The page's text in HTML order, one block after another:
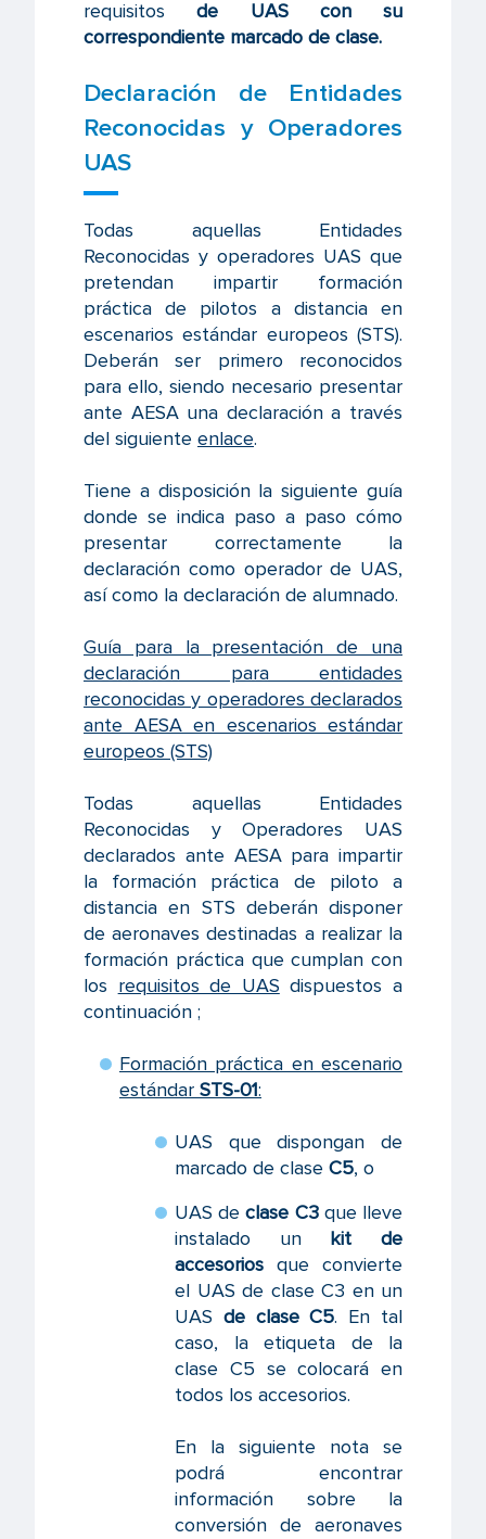
requisitosde UAS con su
correspondiente marcado de clase.
Declaración de Entidades
Reconocidas y Operadores
UAS
Todas aquellas Entidades
Reconocidas y operadores UAS que
pretendan impartir formación
práctica de pilotos a distancia en
escenarios estándar europeos (STS).
Deberán ser primero reconocidos
para ello, siendo necesario presentar
ante AESA una declaración a través
del siguiente enlace.
Tiene a disposición la siguiente guía
donde se indica paso a paso cómo
presentar correctamente la
declaración como operador de UAS,
así como la declaración de alumnado.
Guía para la presentación de una
declaración para entidades
reconocidas y operadores declarados
ante AESA en escenarios estándar
europeos (STS)
Todas aquellas Entidades
Reconocidas y Operadores UAS
declarados ante AESA para impartir
la formación práctica de piloto a
distancia en STS deberán disponer
de aeronaves destinadas a realizar la
formación práctica que cumplan con
los requisitos de UAS dispuestos a
continuación ;
Formación práctica en escenario
estándar STS-01:
UAS que dispongan de
marcado de clase C5, o
UAS declase C3que lleve
instalado un kit de
accesorios que convierte
el UAS de clase C3 en un
UAS de clase C5. En tal
caso, la etiqueta de la
clase C5 se colocará en
todos los accesorios.
En la siguiente nota se
podrá encontrar
información sobre la
conversión de aeronaves